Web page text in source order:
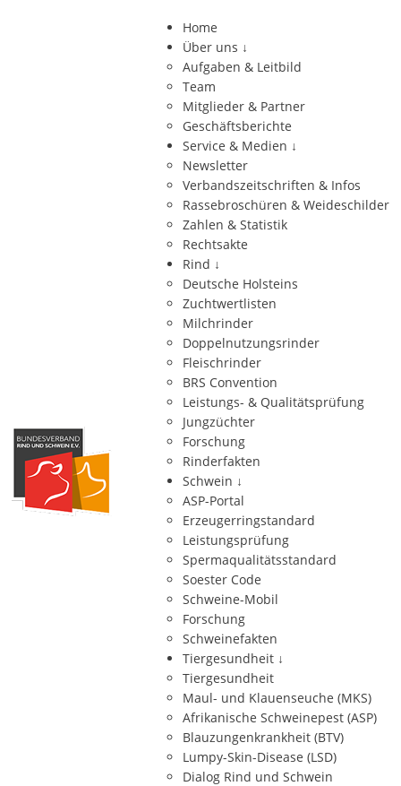
Home
Über uns ↓
Aufgaben & Leitbild
Team
Mitglieder & Partner
Geschäftsberichte
Service & Medien ↓
Newsletter
Verbandszeitschriften & Infos
Rassebroschüren & Weideschilder
Zahlen & Statistik
Rechtsakte
Rind ↓
Deutsche Holsteins
Zuchtwertlisten
Milchrinder
Doppelnutzungsrinder
Fleischrinder
BRS Convention
Leistungs- & Qualitätsprüfung
Jungzüchter
Forschung
Rinderfakten
Schwein ↓
ASP-Portal
Erzeugerringstandard
Leistungsprüfung
Spermaqualitätsstandard
Soester Code
Schweine-Mobil
Forschung
Schweinefakten
Tiergesundheit ↓
Tiergesundheit
Maul- und Klauenseuche (MKS)
Afrikanische Schweinepest (ASP)
Blauzungenkrankheit (BTV)
Lumpy-Skin-Disease (LSD)
Dialog Rind und Schwein